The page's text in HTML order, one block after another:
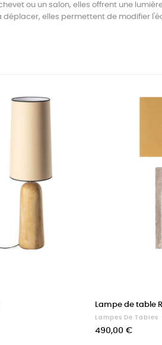
ou un salon, elles offrent une
déplacer, elles permettent de modifier
Lampe de table
Lampes De Tables
Prix
490,00 €